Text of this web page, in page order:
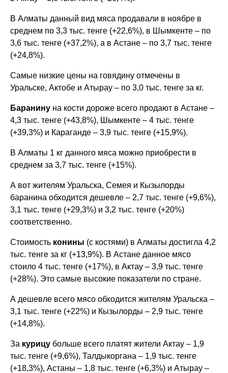
В Алматы данный вид мяса продавали в ноябре в
среднем по 3,3 тыс. тенге (+22,6%), в Шымкенте – по
3,6 тыс. тенге (+37,2%), а в Астане – по 3,7 тыс. тенге
(+24,8%).
Самые низкие цены на говядину отмечены в
Уральске, Актобе и Атырау – по 3,0 тыс. тенге за кг.
Баранину на кости дороже всего продают в Астане –
4,3 тыс. тенге (+43,8%), Шымкенте – 4 тыс. тенге
(+39,3%) и Караганде – 3,9 тыс. тенге (+15,9%).
В Алматы 1 кг данного мяса можно приобрести в
среднем за 3,7 тыс. тенге (+15%).
А вот жителям Уральска, Семея и Кызылорды
баранина обходится дешевле – 2,7 тыс. тенге (+9,6%),
3,1 тыс. тенге (+29,3%) и 3,2 тыс. тенге (+20%)
соответственно.
Стоимость конины (с костями) в Алматы достигла 4,2
тыс. тенге за кг (+13,9%). В Астане данное мясо
стоило 4 тыс. тенге (+17%), в Актау – 3,9 тыс. тенге
(+28%). Это самые высокие показатели по стране.
А дешевле всего мясо обходится жителям Уральска –
3,1 тыс. тенге (+22%) и Кызылорды – 2,9 тыс. тенге
(+14,8%).
За курицу больше всего платят жители Актау – 1,9
тыс. тенге (+9,6%), Талдыкоргана – 1,9 тыс. тенге
(+18,3%), Астаны – 1,8 тыс. тенге (+6,3%) и Атырау –